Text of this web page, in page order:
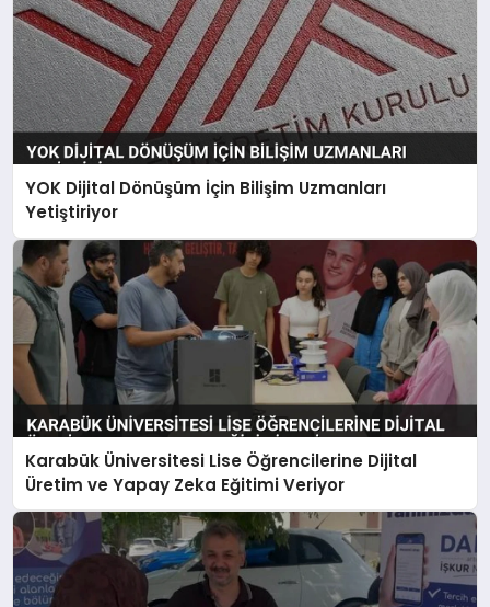
YOK Dijital Dönüşüm İçin Bilişim Uzmanları
Yetiştiriyor
Karabük Üniversitesi Lise Öğrencilerine Dijital
Üretim ve Yapay Zeka Eğitimi Veriyor